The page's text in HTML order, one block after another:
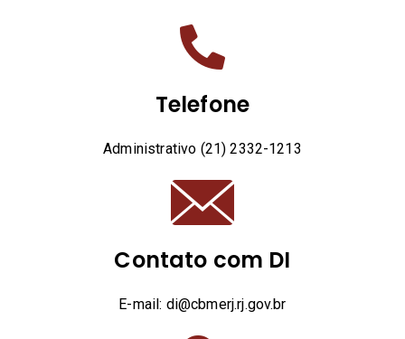
Telefone
Administrativo (21) 2332-1213
Contato com DI
E-mail: di@cbmerj.rj.gov.br